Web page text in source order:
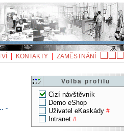
KONTAKTY ZAMĚSTNÁNÍ
Volba profilu
Cizí návštěvník
Demo eShop
Uživatel eKaskády #
Intranet #
-